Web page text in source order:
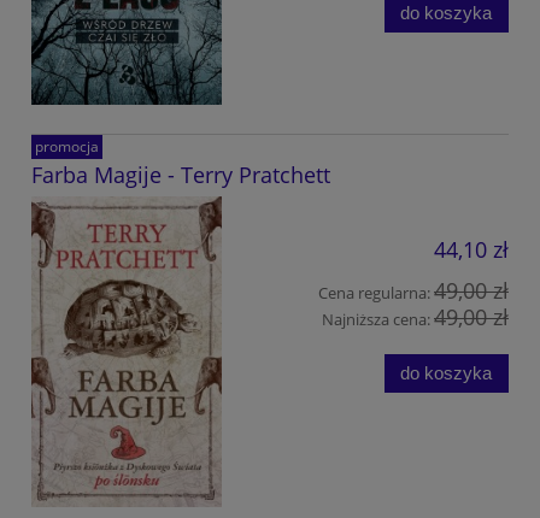
do koszyka
Farba Magije - Terry Pratchett
44,10 zł
Cena regularna:49,00 zł
Najniższa cena:49,00 zł
do koszyka
promocja